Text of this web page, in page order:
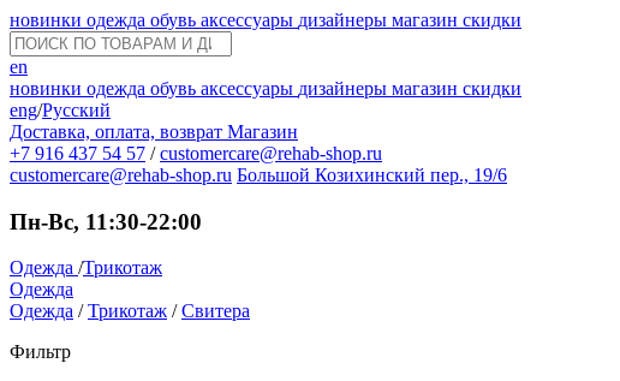
новинки одежда обувь аксессуары дизайнеры магазин скидки
en
новинки одежда обувь аксессуары дизайнеры магазин скидки
eng/Русский
Доставка, оплата, возврат Магазин
+7 916 437 54 57 / customercare@rehab-shop.ru
customercare@rehab-shop.ru Большой Козихинский пер., 19/6
Пн-Вс, 11:30-22:00
Одежда /Трикотаж
Одежда
Одежда / Трикотаж / Свитера
Фильтр